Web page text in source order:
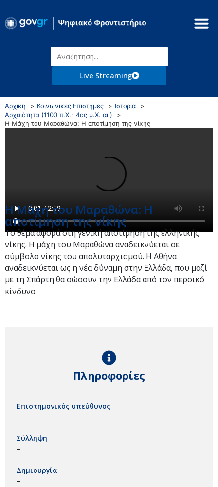
Live Streaming
Αρχική Κοινωνικές Επιστήμες
Ιστορία
Αρχαιότητα (1100 π.Χ.- 4ος μ.Χ. αι.)
Η Μάχη του Μαραθώνα: Η αποτίμηση της νίκης
Η Μάχη του Μαραθώνα: Η
αποτίμηση της νίκης
Το θέμα αφορά στη γενική αποτίμηση της ελληνικής
νίκης. Η μάχη του Μαραθώνα αναδεικνύεται σε
σύμβολο νίκης του απολυταρχισμού. Η Αθήνα
αναδεικνύεται ως η νέα δύναμη στην Ελλάδα, που μαζί
με τη Σπάρτη θα σώσουν την Ελλάδα από τον περσικό
κίνδυνο.
Πληροφορίες
Επιστημονικός υπεύθυνος
–
Σύλληψη
–
Δημιουργία
–